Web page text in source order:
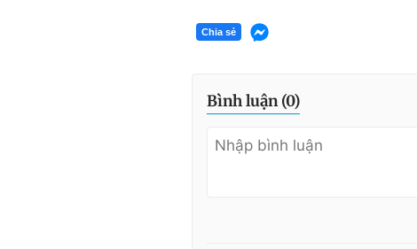
Chia sẻ
Bình luận (0)